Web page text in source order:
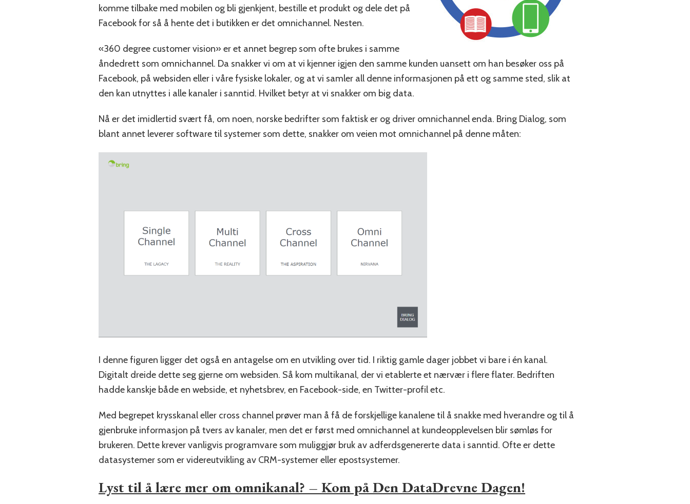
komme tilbake med mobilen og bli gjenkjent, bestille et produkt og dele det på
Facebook for så å hente det i butikken er det omnichannel. Nesten.
«360 degree customer vision» er et annet begrep som ofte brukes i samme
åndedrett som omnichannel. Da snakker vi om at vi kjenner igjen den samme kunden uansett om han besøker oss på
Facebook, på websiden eller i våre fysiske lokaler, og at vi samler all denne informasjonen på ett og samme sted, slik at
den kan utnyttes i alle kanaler i sanntid. Hvilket betyr at vi snakker om big data.
Nå er det imidlertid svært få, om noen, norske bedrifter som faktisk er og driver omnichannel enda. Bring Dialog, som
blant annet leverer software til systemer som dette, snakker om veien mot omnichannel på denne måten:
I denne figuren ligger det også en antagelse om en utvikling over tid. I riktig gamle dager jobbet vi bare i én kanal.
Digitalt dreide dette seg gjerne om websiden. Så kom multikanal, der vi etablerte et nærvær i flere flater. Bedriften
hadde kanskje både en webside, et nyhetsbrev, en Facebook-side, en Twitter-profil etc.
Med begrepet krysskanal eller cross channel prøver man å få de forskjellige kanalene til å snakke med hverandre og til å
gjenbruke informasjon på tvers av kanaler, men det er først med omnichannel at kundeopplevelsen blir sømløs for
brukeren. Dette krever vanligvis programvare som muliggjør bruk av adferdsgenererte data i sanntid. Ofte er dette
datasystemer som er videreutvikling av CRM-systemer eller epostsystemer.
Lyst til å lære mer om omnikanal? – Kom på Den DataDrevne Dagen!